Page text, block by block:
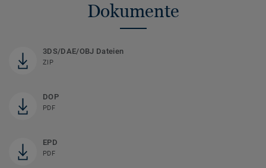
Dokumente
3DS/DAE/OBJ Dateien
ZIP
DOP
PDF
EPD
PDF